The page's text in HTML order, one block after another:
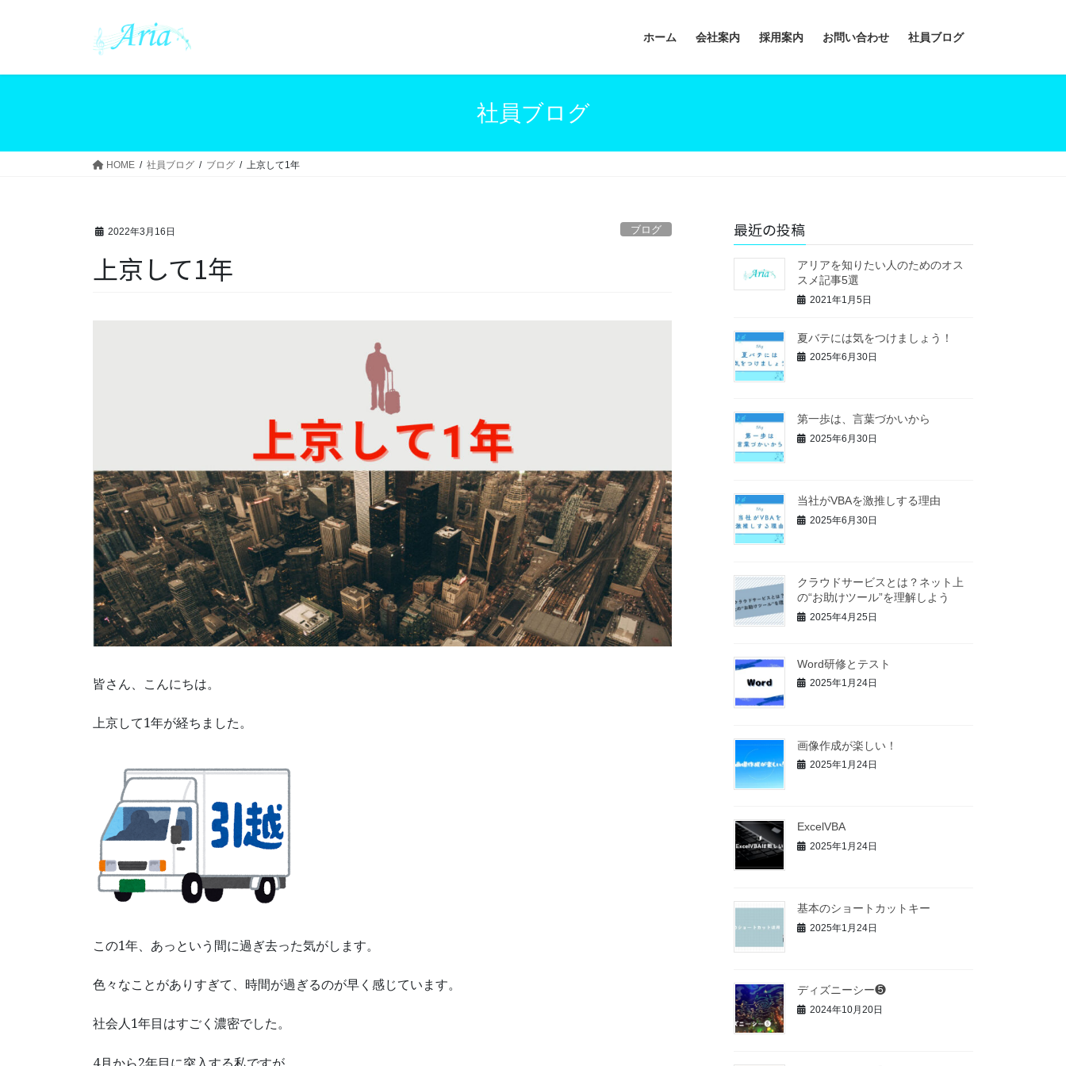
ホーム 会社案内 採用案内 お問い合わせ 社員ブログ
社員ブログ
HOME 社員ブログ ブログ 上京して1年
2022年3月16日 ブログ
上京して1年
皆さん、こんにちは。
上京して1年が経ちました。
この1年、あっという間に過ぎ去った気がします。
色々なことがありすぎて、時間が過ぎるのが早く感じています。
社会人1年目はすごく濃密でした。
最近の投稿
アリアを知りたい人のためのオス
スメ記事5選
2021年1月5日
夏バテには気をつけましょう！
2025年6月30日
第一歩は、言葉づかいから
2025年6月30日
当社がVBAを激推しする理由
2025年6月30日
クラウドサービスとは？ネット上
の“お助けツール”を理解しよう
2025年4月25日
Word研修とテスト
2025年1月24日
画像作成が楽しい！
2025年1月24日
ExcelVBA
2025年1月24日
基本のショートカットキー
2025年1月24日
ディズニーシー❺
2024年10月20日